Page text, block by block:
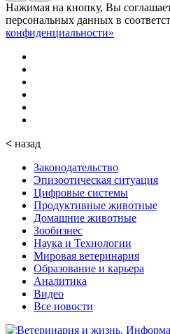
Нажимая на кнопку, Вы
персональных данных в
конфиденциальности»
< назад
Законодательство
Эпизоотическая ситуация
Цифровые системы
Продуктивные животные
Домашние животные
Зообизнес
Наука и Технологии
Мировая ветеринария
Образование и карьера
Аналитика
Видео
Все новости